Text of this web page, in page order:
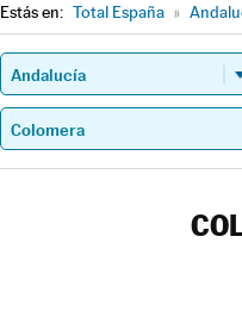
Estás en: Total España »